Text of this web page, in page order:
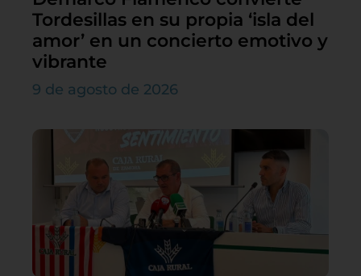
Tordesillas en su propia ‘isla del
amor’ en un concierto emotivo y
vibrante
9 de agosto de 2026